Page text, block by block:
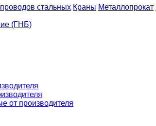
стальных Краны Металлопрокат
(ГНБ)
от производителя